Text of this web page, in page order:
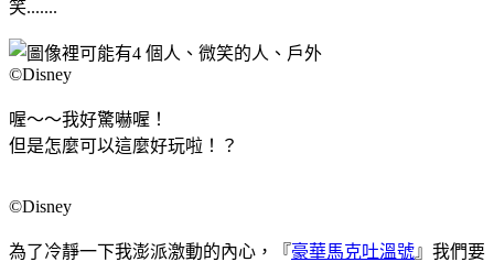
笑.......
©Disney
喔～～我好驚嚇喔！
但是怎麼可以這麼好玩啦！？
©Disney
為了冷靜一下我澎派激動的內心，『豪華馬克吐溫號』我們要